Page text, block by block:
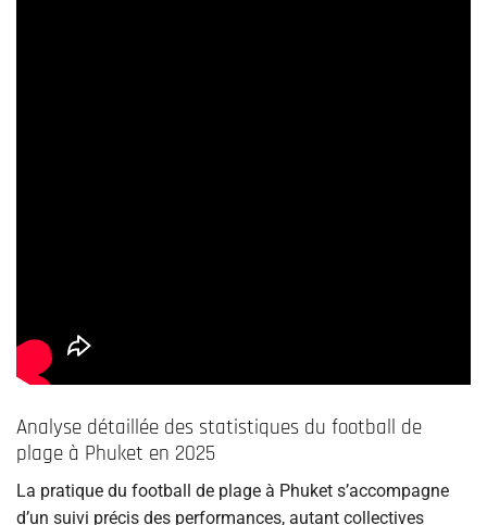
Analyse détaillée des statistiques du football de
plage à Phuket en 2025
La pratique du football de plage à Phuket s’accompagne
d’un suivi précis des performances, autant collectives